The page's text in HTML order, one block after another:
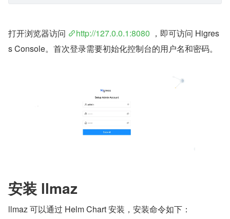
打开浏览器访问 http://127.0.0.1:8080 ，即可访问 Higres
s Console。首次登录需要初始化控制台的用户名和密码。
安装 llmaz
llmaz 可以通过 Helm Chart 安装，安装命令如下：